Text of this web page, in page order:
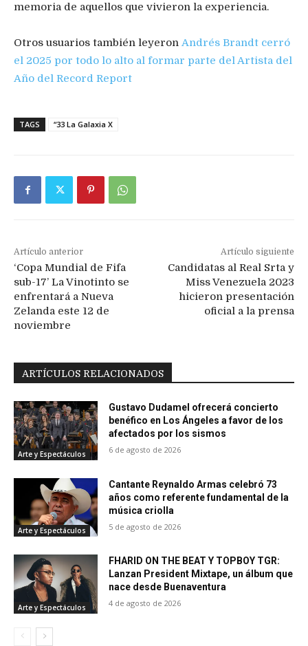
memoria de aquellos que vivieron la experiencia.
Otros usuarios también leyeron Andrés Brandt cerró
el 2025 por todo lo alto al formar parte del Artista del
Año del Record Report
TAGS “33 La Galaxia X
Artículo anterior
‘Copa Mundial de Fifa
sub-17’ La Vinotinto se
enfrentará a Nueva
Zelanda este 12 de
noviembre
Artículo siguiente
Candidatas al Real Srta y
Miss Venezuela 2023
hicieron presentación
oficial a la prensa
ARTÍCULOS RELACIONADOS
Arte y Espectáculos
Gustavo Dudamel ofrecerá concierto
benéfico en Los Ángeles a favor de los
afectados por los sismos
6 de agosto de 2026
Arte y Espectáculos
Cantante Reynaldo Armas celebró 73
años como referente fundamental de la
música criolla
5 de agosto de 2026
Arte y Espectáculos
FHARID ON THE BEAT Y TOPBOY TGR:
Lanzan President Mixtape, un álbum que
nace desde Buenaventura
4 de agosto de 2026